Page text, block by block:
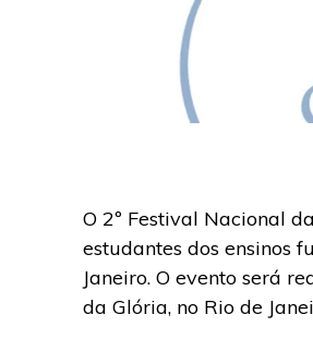
O 2º Festival Nacional
estudantes dos ensinos
Janeiro. O evento será
da Glória, no Rio de